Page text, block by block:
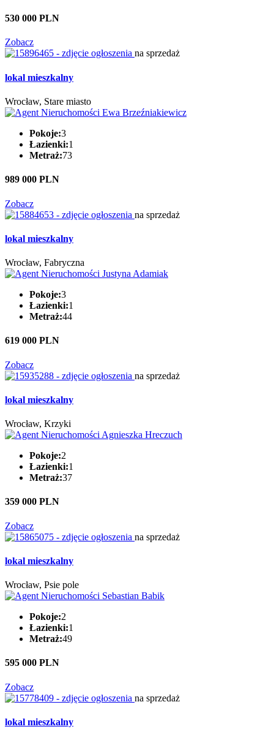
530 000 PLN
Zobacz
na sprzedaż
lokal mieszkalny
Wrocław, Stare miasto
Pokoje:3
Łazienki:1
Metraż:73
989 000 PLN
Zobacz
na sprzedaż
lokal mieszkalny
Wrocław, Fabryczna
Pokoje:3
Łazienki:1
Metraż:44
619 000 PLN
Zobacz
na sprzedaż
lokal mieszkalny
Wrocław, Krzyki
Pokoje:2
Łazienki:1
Metraż:37
359 000 PLN
Zobacz
na sprzedaż
lokal mieszkalny
Wrocław, Psie pole
Pokoje:2
Łazienki:1
Metraż:49
595 000 PLN
Zobacz
na sprzedaż
lokal mieszkalny